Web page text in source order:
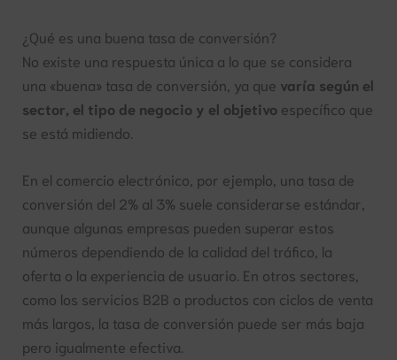
¿Qué es una buena tasa de conversión?
No existe una respuesta única a lo que se considera
una «buena» tasa de conversión, ya que varía según el
sector, el tipo de negocio y el objetivo específico que
se está midiendo.
En el comercio electrónico, por ejemplo, una tasa de
conversión del 2% al 3% suele considerarse estándar,
aunque algunas empresas pueden superar estos
números dependiendo de la calidad del tráfico, la
oferta o la experiencia de usuario. En otros sectores,
como los servicios B2B o productos con ciclos de venta
más largos, la tasa de conversión puede ser más baja
pero igualmente efectiva.